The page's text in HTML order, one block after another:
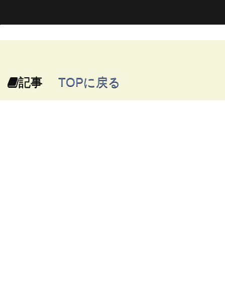
記事 TOPに戻る